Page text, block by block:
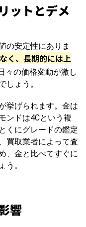
ットとデメ
の安定性にありま
く、長期的には上
々の価格変動が激し
しょう。
挙げられます。金は
ンドは4Cという複
くにグレードの鑑定
買取業者によって査
、金と比べてすぐに
う。
響